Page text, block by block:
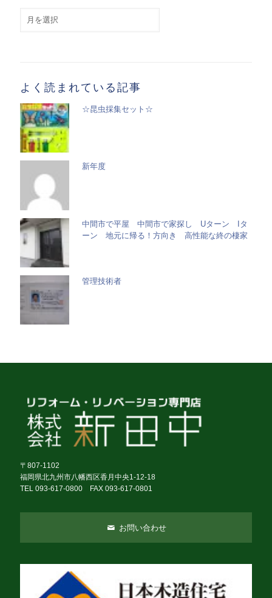
よく読まれている記事
☆昆虫採集セット☆
新年度
中間市で平屋 中間市で家探し Uターン Iタ
ーン 地元に帰る！方向き 高性能な終の棲家
管理技術者
〒807-1102
福岡県北九州市八幡西区香月中央1-12-18
TEL 093-617-0800 FAX 093-617-0801
お問い合わせ